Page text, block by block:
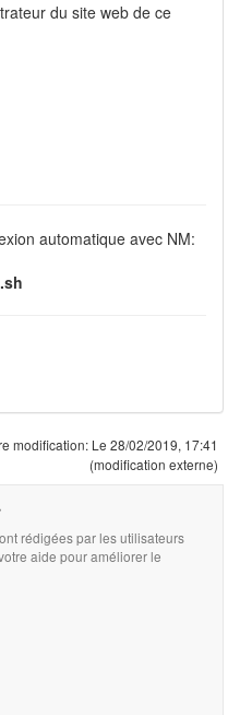
du site web de ce
automatique avec NM:
modification: Le 28/02/2019, 17:41
(modification externe)
rédigées par les utilisateurs
aide pour améliorer le